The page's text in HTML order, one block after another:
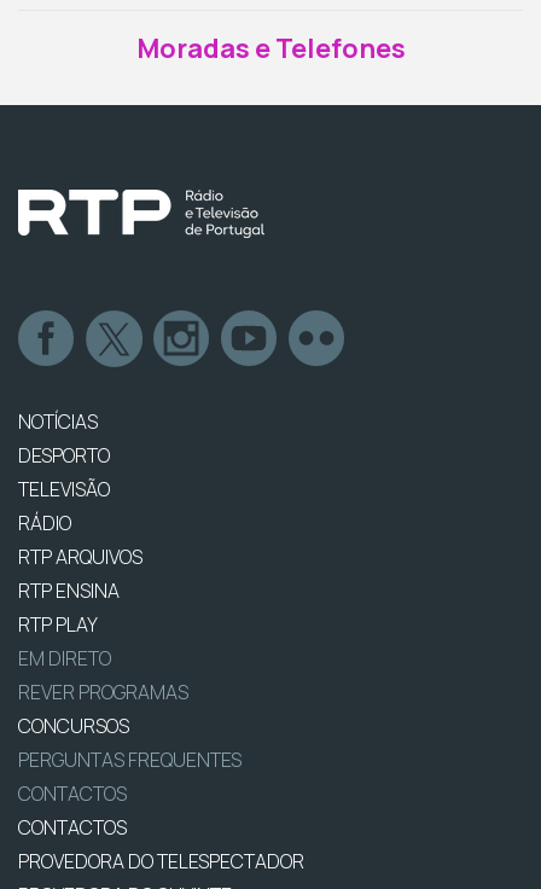
Moradas e Telefones
NOTÍCIAS
DESPORTO
TELEVISÃO
RÁDIO
RTP ARQUIVOS
RTP ENSINA
RTP PLAY
EM DIRETO
REVER PROGRAMAS
CONCURSOS
PERGUNTAS FREQUENTES
CONTACTOS
CONTACTOS
PROVEDORA DO TELESPECTADOR